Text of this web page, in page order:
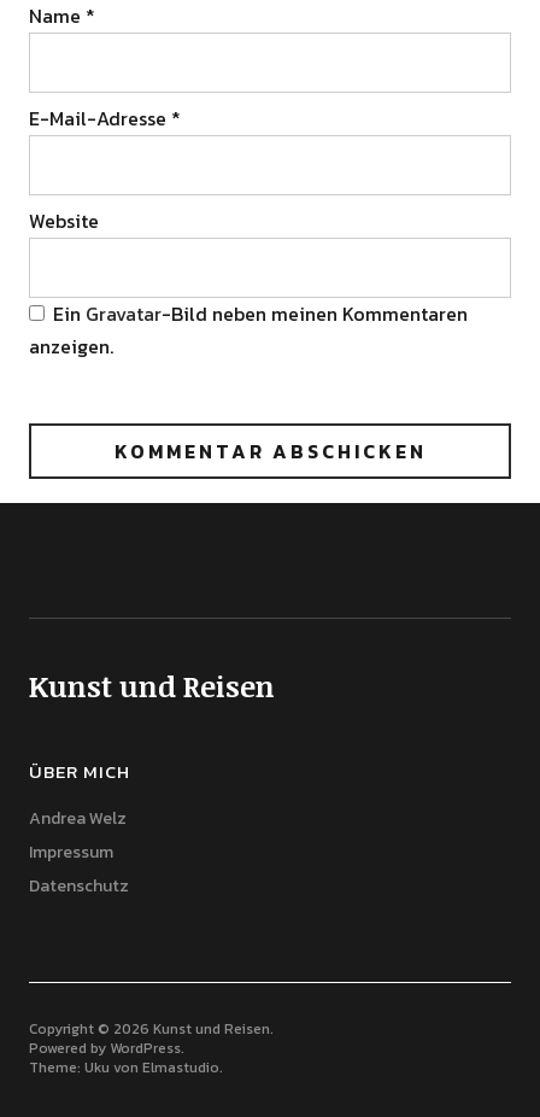
Name *
E-Mail-Adresse *
Website
Ein Gravatar-Bild neben meinen Kommentaren
anzeigen.
Kunst und Reisen
ÜBER MICH
Andrea Welz
Impressum
Datenschutz
Copyright © 2026 Kunst und Reisen
Powered by WordPress
Theme: Uku von Elmastudio